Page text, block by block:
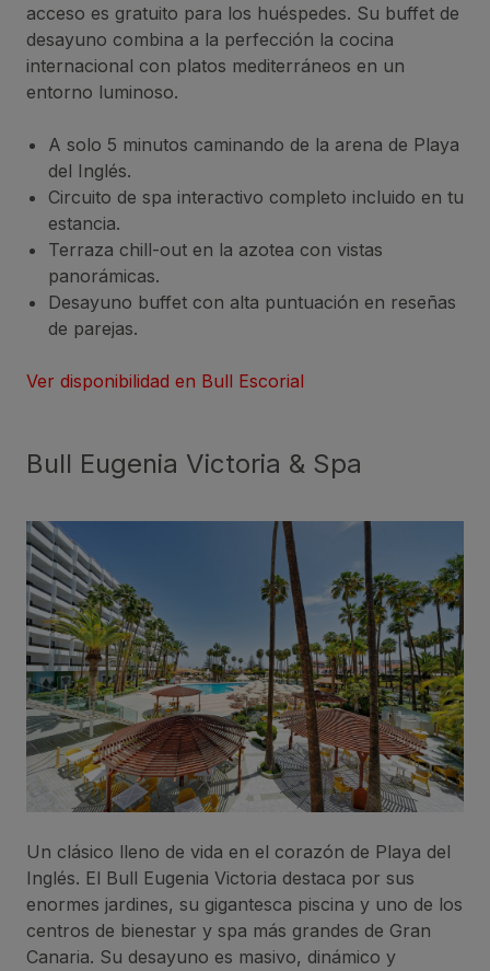
acceso es gratuito para los huéspedes. Su buffet de
desayuno combina a la perfección la cocina
internacional con platos mediterráneos en un
entorno luminoso.
A solo 5 minutos caminando de la arena de Playa
del Inglés.
Circuito de spa interactivo completo incluido en tu
estancia.
Terraza chill-out en la azotea con vistas
panorámicas.
Desayuno buffet con alta puntuación en reseñas
de parejas.
Ver disponibilidad en Bull Escorial
Bull Eugenia Victoria & Spa
Un clásico lleno de vida en el corazón de Playa del
Inglés. El Bull Eugenia Victoria destaca por sus
enormes jardines, su gigantesca piscina y uno de los
centros de bienestar y spa más grandes de Gran
Canaria. Su desayuno es masivo, dinámico y